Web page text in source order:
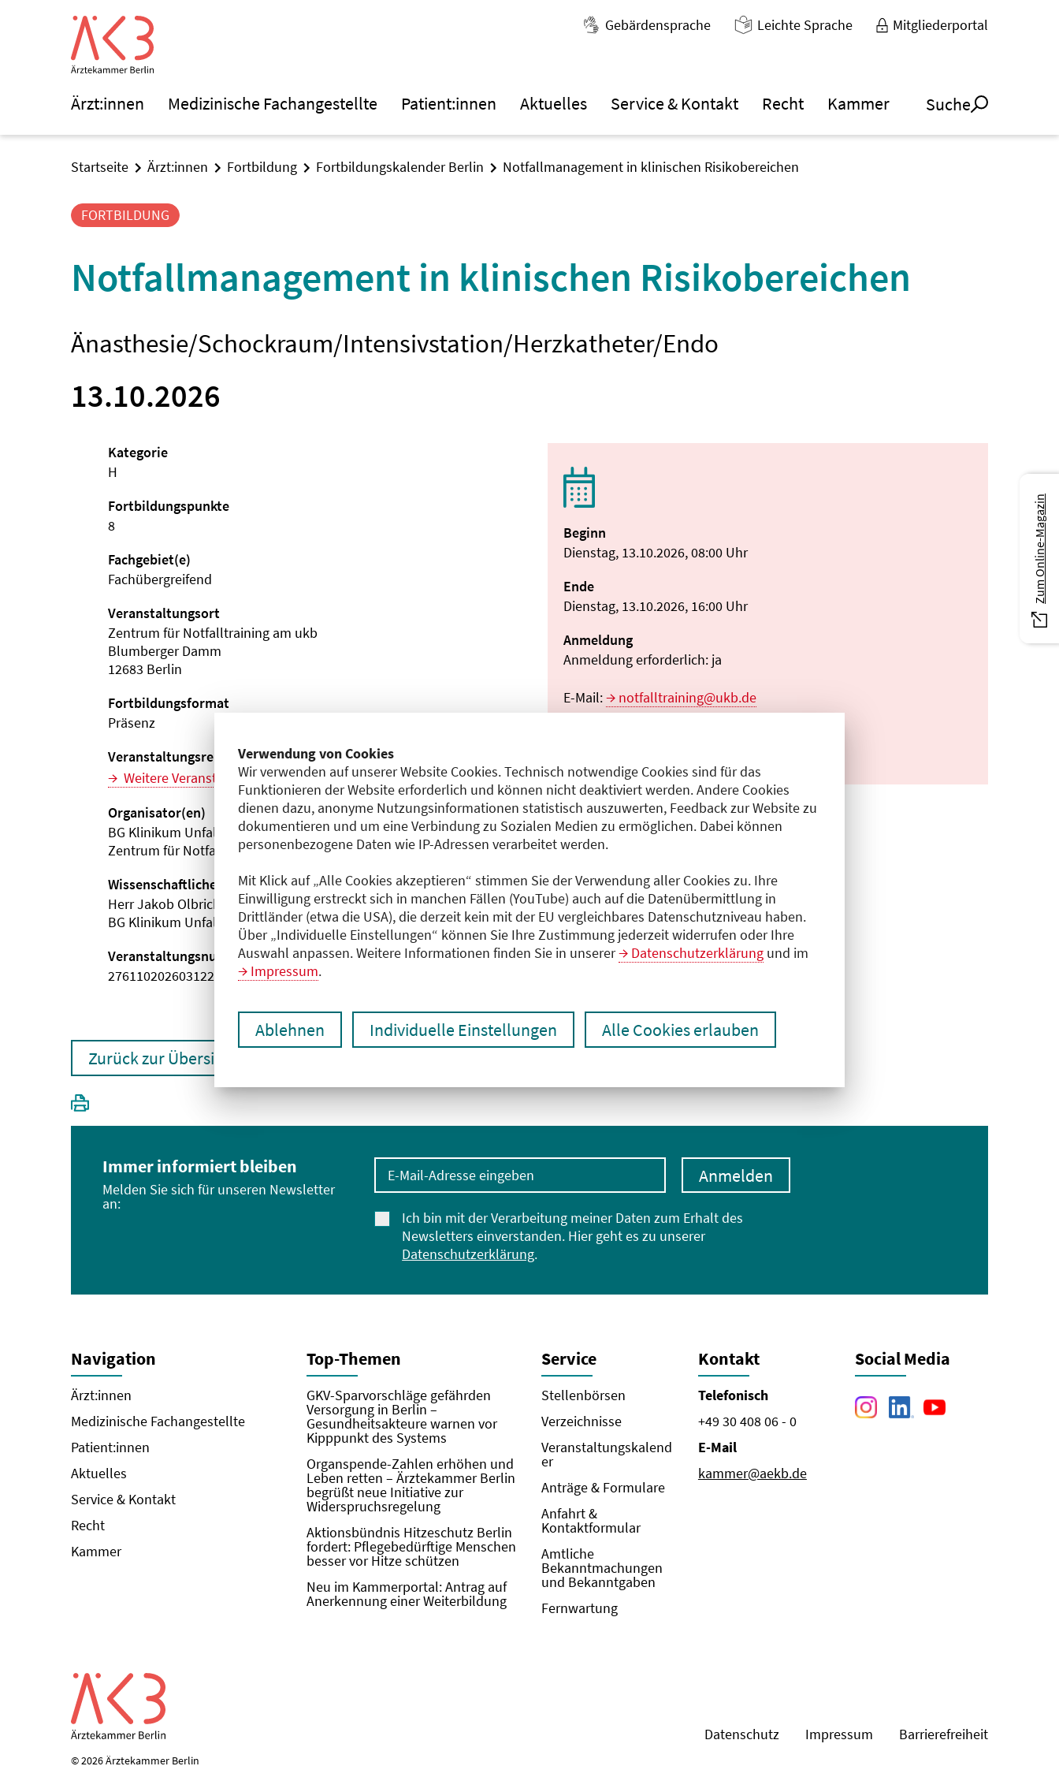
Verwendung von Cookies
Wir verwenden auf unserer Website Cookies. Technisch notwendige Cookies sind für das
Funktionieren der Website erforderlich und können nicht deaktiviert werden. Andere Cookies
dienen dazu, anonyme Nutzungsinformationen statistisch auszuwerten, Feedback zur Website zu
dokumentieren und um eine Verbindung zu Sozialen Medien zu ermöglichen. Dabei können
personenbezogene Daten wie IP-Adressen verarbeitet werden.
Mit Klick auf „Alle Cookies akzeptieren“ stimmen Sie der Verwendung aller Cookies zu. Ihre
Einwilligung erstreckt sich in manchen Fällen (YouTube) auch auf die Datenübermittlung in
Drittländer (etwa die USA), die derzeit kein mit der EU vergleichbares Datenschutzniveau haben.
Über „Individuelle Einstellungen“ können Sie Ihre Zustimmung jederzeit widerrufen oder Ihre
Auswahl anpassen. Weitere Informationen finden Sie in unserer
Datenschutzerklärung und im
Impressum.
Ablehnen Individuelle Einstellungen Alle Cookies erlauben
Gebärdensprache Leichte Sprache Mitgliederportal
Ärzt:innen Medizinische Fachangestellte Patient:innen Aktuelles Service & Kontakt Recht Kammer Suche
Startseite Ärzt:innen Fortbildung Fortbildungskalender Berlin Notfallmanagement in klinischen Risikobereichen
FORTBILDUNG
Notfallmanagement in klinischen Risikobereichen
Änasthesie/Schockraum/Intensivstation/Herzkatheter/Endo
13.10.2026
Beginn
Dienstag, 13.10.2026, 08:00 Uhr
Ende
Dienstag, 13.10.2026, 16:00 Uhr
Anmeldung
Anmeldung erforderlich: ja
E-Mail:
notfalltraining@ukb.de
Dokumente
Programm (PDF)
Kategorie
H
Fortbildungspunkte
8
Fachgebiet(e)
Fachübergreifend
Veranstaltungsort
Zentrum für Notfalltraining am ukb
Blumberger Damm
12683 Berlin
Fortbildungsformat
Präsenz
Veranstaltungsreihe
Weitere Veranstaltungen dieser Reihe (10)
Organisator(en)
BG Klinikum Unfallkrankenhaus Berlin gGmbH
Zentrum für Notfalltraining
Wissenschaftliche Leitung
Herr Jakob Olbrich
BG Klinikum Unfallkrankenhaus Berlin gGmbH
Veranstaltungsnummer
2761102026031220079
Zurück zur Übersicht
Immer informiert bleiben
Melden Sie sich für unseren Newsletter
an:
E-Mail-Adresse eingeben
Ich bin mit der Verarbeitung meiner Daten zum Erhalt des
Newsletters einverstanden. Hier geht es zu unserer
Datenschutzerklärung.
Anmelden
Navigation
Ärzt:innen
Medizinische Fachangestellte
Patient:innen
Aktuelles
Service & Kontakt
Recht
Kammer
Top-Themen
GKV-Sparvorschläge gefährden
Versorgung in Berlin –
Gesundheitsakteure warnen vor
Kipppunkt des Systems
Organspende-Zahlen erhöhen und
Leben retten – Ärztekammer Berlin
begrüßt neue Initiative zur
Widerspruchsregelung
Aktionsbündnis Hitzeschutz Berlin
fordert: Pflegebedürftige Menschen
besser vor Hitze schützen
Neu im Kammerportal: Antrag auf
Anerkennung einer Weiterbildung
Service
Stellenbörsen
Verzeichnisse
Veranstaltungskalend
er
Anträge & Formulare
Anfahrt &
Kontaktformular
Amtliche
Bekanntmachungen
und Bekanntgaben
Fernwartung
Kontakt
Telefonisch
+49 30 408 06 - 0
E-Mail
kammer@aekb.de
Social Media
Datenschutz Impressum Barrierefreiheit
© 2026 Ärztekammer Berlin
Zum Online-Magazin